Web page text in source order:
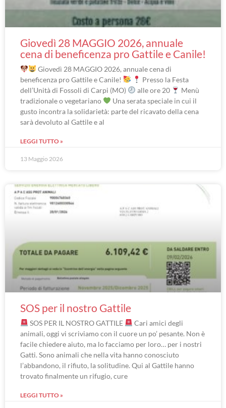
Giovedì 28 MAGGIO 2026, annuale
cena di beneficenza pro Gattile e Canile!
Giovedì 28 MAGGIO 2026, annuale cena di
beneficenza pro Gattile e Canile!
Presso la Festa
dell’Unità di Fossoli di Carpi (MO)
alle ore 20
Menù
tradizionale o vegetariano
Una serata speciale in cui il
gusto incontra la solidarietà: parte del ricavato della cena
sarà devoluto al Gattile e al
LEGGI TUTTO »
13 Maggio 2026
SOS per il nostro Gattile
SOS PER IL NOSTRO GATTILE
Cari amici degli
animali, oggi vi scriviamo con il cuore un po’ pesante. Non è
facile chiedere aiuto, ma lo facciamo per loro… per i nostri
Gatti. Sono animali che nella vita hanno conosciuto
l’abbandono, il rifiuto, la solitudine. Qui al Gattile hanno
trovato finalmente un rifugio, cure
LEGGI TUTTO »